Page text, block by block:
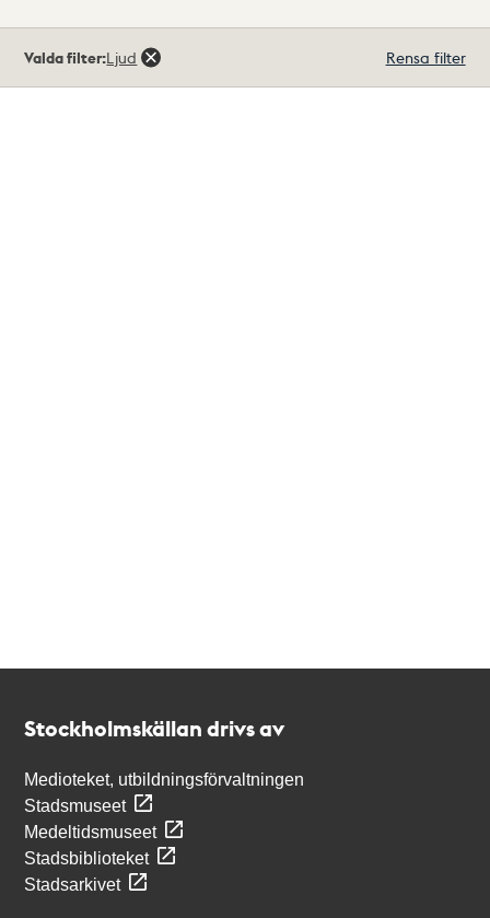
träffar
Valda filter:Ljud Rensa filter
Stockholmskällan drivs av
Medioteket, utbildningsförvaltningen
Stadsmuseet
Medeltidsmuseet
Stadsbiblioteket
Stadsarkivet